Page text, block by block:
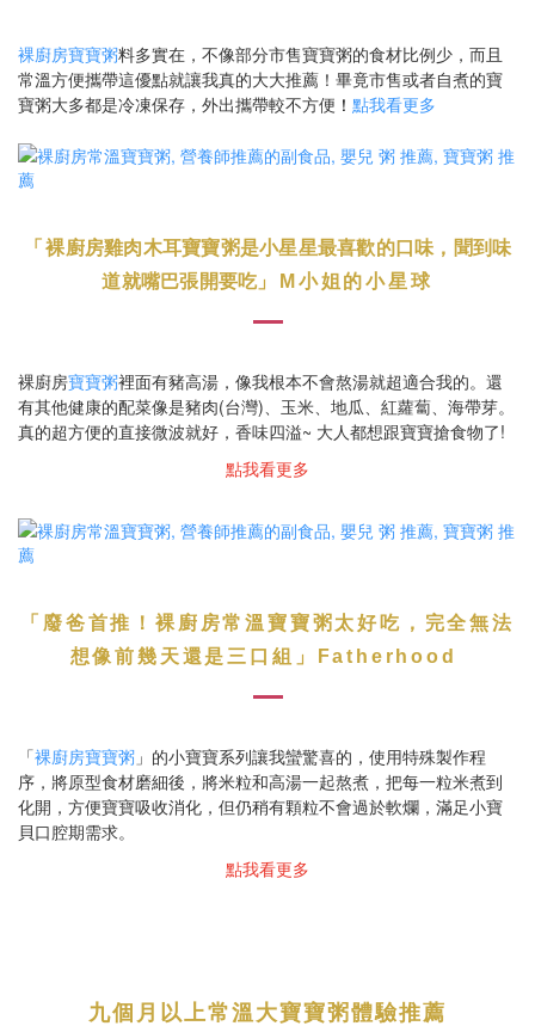
裸廚房寶寶粥料多實在，不像部分市售寶寶粥的食材比例少，而且
常溫方便攜帶這優點就讓我真的大大推薦！畢竟市售或者自煮的寶
寶粥大多都是冷凍保存，外出攜帶較不方便 ！ 點我看更多
「裸廚房雞肉木耳寶寶粥是小星星最喜歡的口味， 聞到味
道就嘴巴張開要吃」 M小姐的小星球
裸廚房寶寶粥裡面有豬高湯，像我根本不會熬湯就超適合我的。還
有其他健康的配菜像是豬肉(台灣)、玉米、地瓜、紅蘿蔔、海帶芽。
真的超方便的直接微波就好，香味四溢~ 大人都想跟寶寶搶食物了!
點我看更多
「廢爸首推！裸廚房常溫寶寶粥太好吃 ， 完全無法
想像前幾天還是三口組
」 Fatherhood
「裸廚房寶寶粥 」的小寶寶系列讓我蠻驚喜的，使用特殊製作程
序，將原型食材磨細後，將米粒和高湯一起熬煮，把每一粒米煮到
化開，方便寶寶吸收消化，但仍稍有顆粒不會過於軟爛，滿足小寶
貝口腔期需求。
點我看更多
九個月以上常溫大寶寶粥體驗推薦